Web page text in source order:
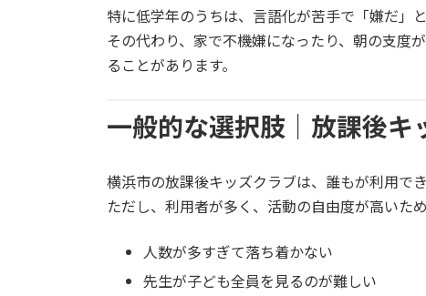
特に低学年のうちは、言語化が苦手で「嫌だ」
その代わり、家で不機嫌になったり、朝の支度
ることがあります。
一般的な選択肢｜放課後
横浜市の放課後キッズクラブは、誰もが利用で
ただし、利用者が多く、活動の自由度が高いた
人数が多すぎて落ち着かない
先生が子ども全員を見るのが難しい